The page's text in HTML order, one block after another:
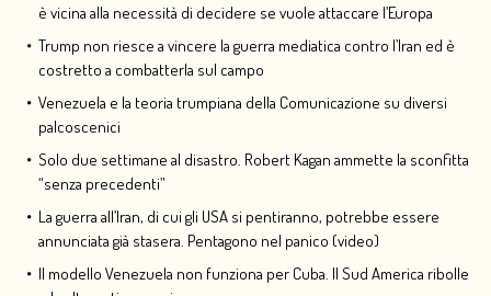
è vicina alla necessità di decidere se vuole attaccare l’Europa
Trump non riesce a vincere la guerra mediatica contro l’Iran ed è
costretto a combatterla sul campo
Venezuela e la teoria trumpiana della Comunicazione su diversi
palcoscenici
Solo due settimane al disastro. Robert Kagan ammette la sconfitta
“senza precedenti”
La guerra all’Iran, di cui gli USA si pentiranno, potrebbe essere
annunciata già stasera. Pentagono nel panico (video)
Il modello Venezuela non funziona per Cuba. Il Sud America ribolle